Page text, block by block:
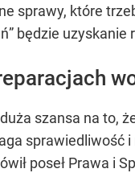
sprawy, które
będzie
szansa na
poseł Prawa i